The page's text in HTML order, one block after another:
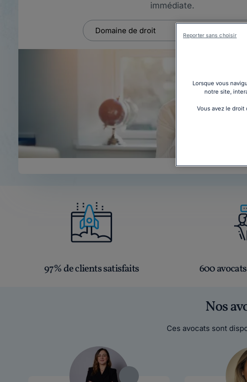
immédiate.
97% de clients satisfaits 600
Nos
Ces avocats sont
Lorsque vous
notre site,
Vous avez le droit
Reporter sans choisir